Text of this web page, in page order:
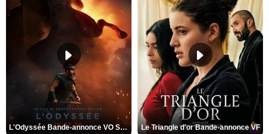
L'Odyssée Bande-annonce VO STFR Le Triangle d'or Bande-annonce VF